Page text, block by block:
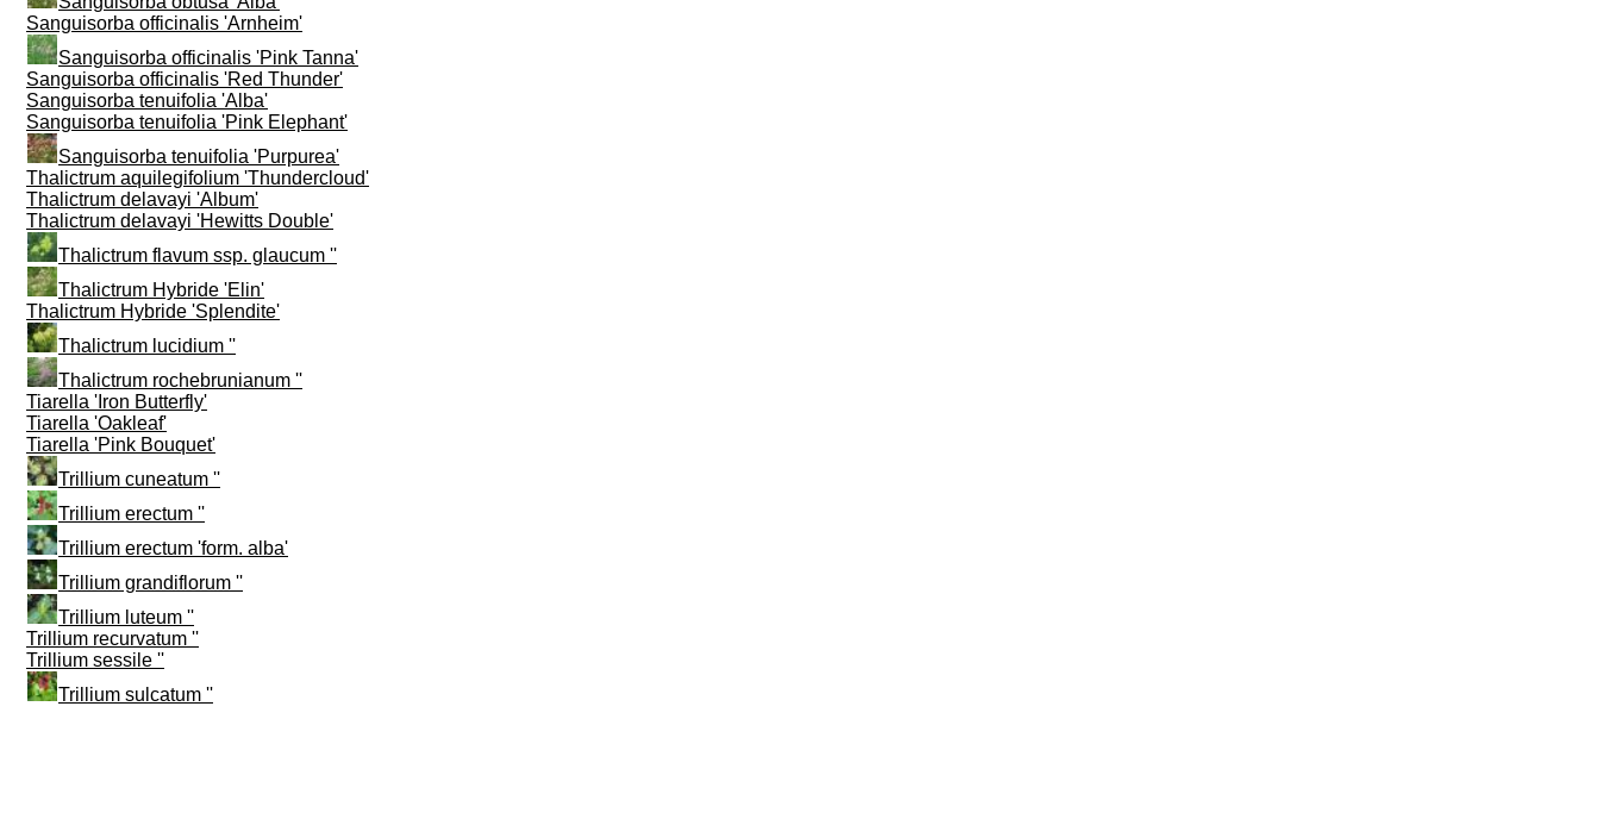
Sanguisorba officinalis 'Arnheim'
Sanguisorba officinalis 'Pink Tanna'
Sanguisorba officinalis 'Red Thunder'
Sanguisorba tenuifolia 'Alba'
Sanguisorba tenuifolia 'Pink Elephant'
Sanguisorba tenuifolia 'Purpurea'
Thalictrum aquilegifolium 'Thundercloud'
Thalictrum delavayi 'Album'
Thalictrum delavayi 'Hewitts Double'
Thalictrum flavum ssp. glaucum ''
Thalictrum Hybride 'Elin'
Thalictrum Hybride 'Splendite'
Thalictrum lucidium ''
Thalictrum rochebrunianum ''
Tiarella 'Iron Butterfly'
Tiarella 'Oakleaf'
Tiarella 'Pink Bouquet'
Trillium cuneatum ''
Trillium erectum ''
Trillium erectum 'form. alba'
Trillium grandiflorum ''
Trillium luteum ''
Trillium recurvatum ''
Trillium sessile ''
Trillium sulcatum ''